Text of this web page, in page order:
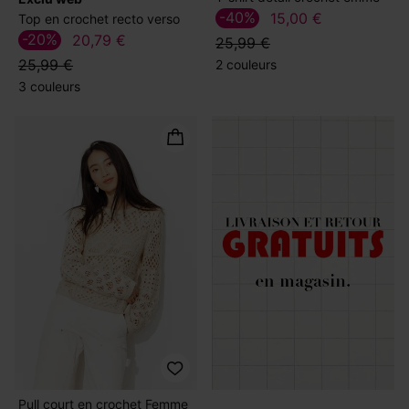
Top en crochet recto verso
20,79 €
25,99 €
-20%
3 couleurs
15,00 €
25,99 €
-40%
2 couleurs
Pull court en crochet Femme